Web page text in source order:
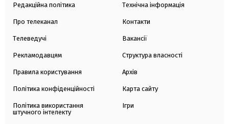
Редакційна політика
Про телеканал
Телеведучі
Рекламодавцям
Правила користування
Політика конфіденційності
Політика використання
штучного інтелекту
Технічна інформація
Контакти
Вакансії
Структура власності
Архів
Карта сайту
Ігри